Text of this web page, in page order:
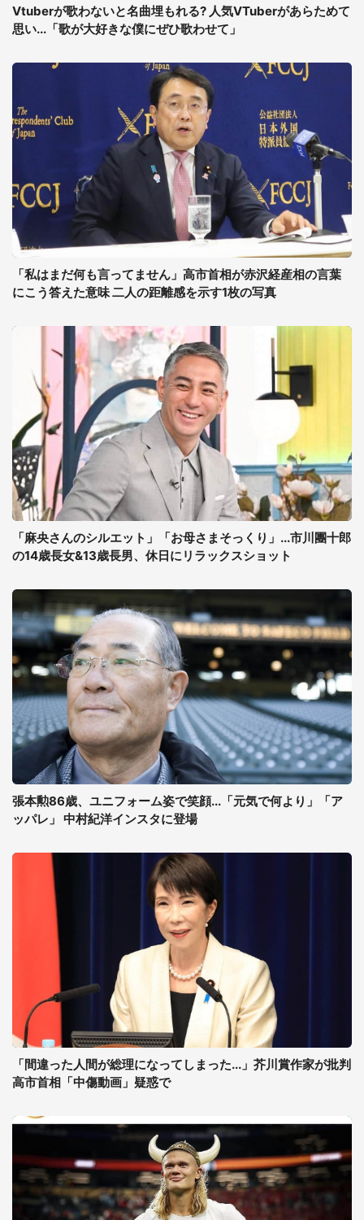
Vtuberが歌わないと名曲埋もれる? 人気VTuberがあらためて
思い...「歌が大好きな僕にぜひ歌わせて」
「私はまだ何も言ってません」高市首相が赤沢経産相の言葉
にこう答えた意味 二人の距離感を示す1枚の写真
「麻央さんのシルエット」「お母さまそっくり」...市川團十郎
の14歳長女&13歳長男、休日にリラックスショット
張本勲86歳、ユニフォーム姿で笑顔...「元気で何より」「ア
ッパレ」 中村紀洋インスタに登場
「間違った人間が総理になってしまった...」芥川賞作家が批判
高市首相「中傷動画」疑惑で